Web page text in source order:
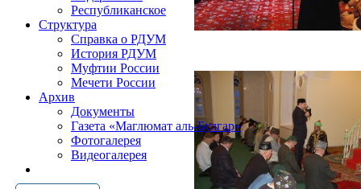
Республиканское
Структура
Справка о РДУМ
История РДУМ
Муфтии России
Мечети России
Архив
Документы
Газета «Маглюмат аль-Булгар»
Фотогалерея
Видеогалерея